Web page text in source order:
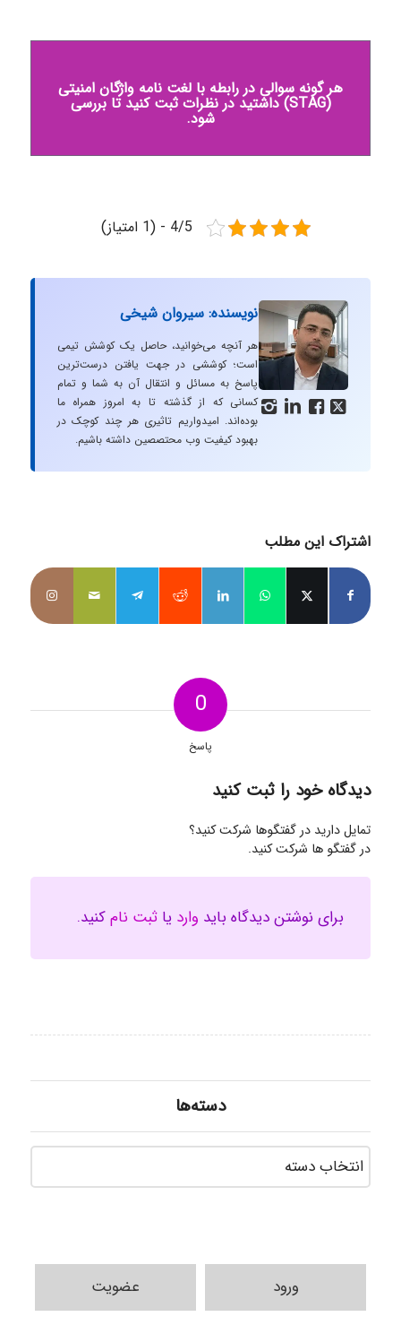
هر گونه سوالی در رابطه با لغت نامه واژگان امنیتی
(STAG) داشتید در نظرات ثبت کنید تا بررسی
شود.
4/5 - (1 امتیاز)
   
نویسنده: سیروان شیخی
هر آنچه می‌خوانید، حاصل یک کوشش تیمی
است؛ کوششی در جهت یافتن درست‌ترین
پاسخ به مسائل و انتقال آن به شما و تمام
کسانی که از گذشته تا به امروز همراه ما
بوده‌اند. امیدواریم تاثیری هر چند کوچک در
بهبود کیفیت وب محتصصین داشته باشیم.
اشتراک این مطلب
0
پاسخ
دیدگاه خود را ثبت کنید
تمایل دارید در گفتگوها شرکت کنید؟
در گفتگو ها شرکت کنید.
برای نوشتن دیدگاه باید وارد یا ثبت نامکنید.
دسته‌ها
ورود عضویت